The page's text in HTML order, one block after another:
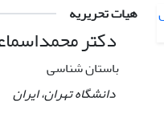
هیات تحریریه
دکتر
باستان شناسی
دانشگاه تهران، ایران